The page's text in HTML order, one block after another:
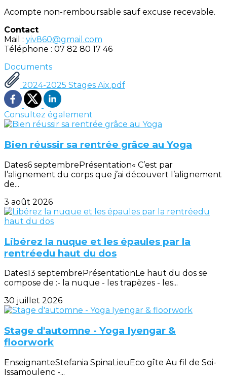
Acompte non-remboursable sauf excuse recevable.
Contact
Mail : yiv860@gmail.com
Téléphone : 07 82 80 17 46
Documents
2024-2025 Stages Aix.pdf
Consultez également
Bien réussir sa rentrée grâce au Yoga
Dates6 septembrePrésentation« C’est par
l’alignement du corps que j’ai découvert l’alignement
de...
3 août 2026
Libérez la nuque et les épaules par la
rentréedu haut du dos
Dates13 septembrePrésentationLe haut du dos se
compose de :- la nuque - les trapèzes - les...
30 juillet 2026
Stage d'automne - Yoga Iyengar &
floorwork
EnseignanteStefania SpinaLieuEco gîte Au fil de Soi-
Issamoulenc -...